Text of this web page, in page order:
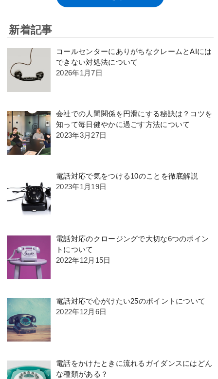
新着記事
コールセンターにありがちなクレームとAIには
できない対処法について
2026年1月7日
会社での人間関係を円滑にする秘訣は？コツを
知って毎日健やかに過ごす方法について
2023年3月27日
電話対応で気をつける10のことを徹底解説
2023年1月19日
電話対応のクロージングで大切な6つのポイン
トについて
2022年12月15日
電話対応で心がけたい25のポイントについて
2022年12月6日
電話をかけたときに流れるガイダンスにはどん
な種類がある？